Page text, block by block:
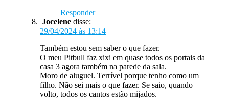
Responder
Jocelene disse:
29/04/2024 às 13:14
Também estou sem saber o que fazer.
O meu Pitbull faz xixi em quase todos os portais da
casa 3 agora também na parede da sala.
Moro de aluguel. Terrível porque tenho como um
filho. Não sei mais o que fazer. Se saio, quando
volto, todos os cantos estão mijados.